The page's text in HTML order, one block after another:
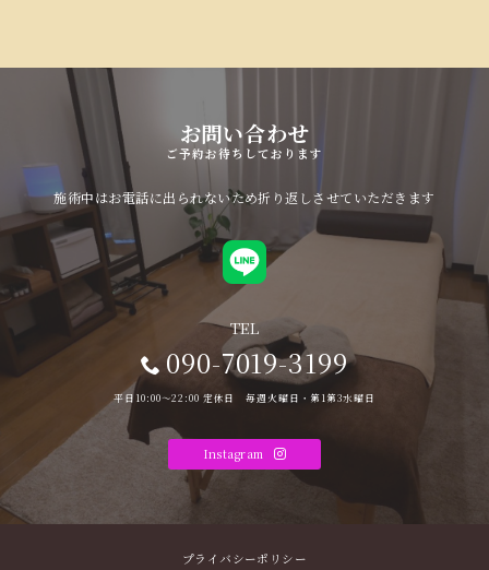
お問い合わせ
ご予約お待ちしております
施術中はお電話に出られないため折り返しさせていただきます
TEL
090-7019-3199
平日10:00〜22:00 定休日 毎週火曜日・第1第3水曜日
Instagram
プライバシーポリシー